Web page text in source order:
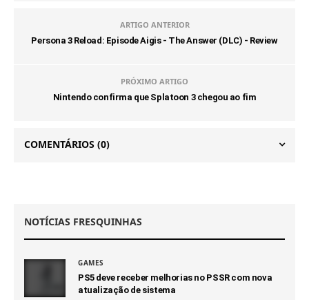
ARTIGO ANTERIOR
Persona 3 Reload: Episode Aigis - The Answer (DLC) - Review
PRÓXIMO ARTIGO
Nintendo confirma que Splatoon 3 chegou ao fim
COMENTÁRIOS (0)
NOTÍCIAS FRESQUINHAS
GAMES
PS5 deve receber melhorias no PSSR com nova
atualização de sistema